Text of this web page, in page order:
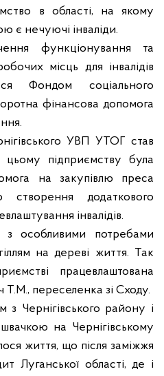
в області, на якому
є нечуючі інваліди.
функціонування та
місць для інвалідів
Фондом соціального
фінансова допомога
УВП УТОГ став
підприємству була
на закупівлю преса
додаткового
інвалідів.
особливими потребами
на дереві життя. Так
працевлаштована
Т.М., переселенка зі Сходу.
Чернігівського району і
на Чернігівському
життя, що після заміжжя
Луганської області, де і